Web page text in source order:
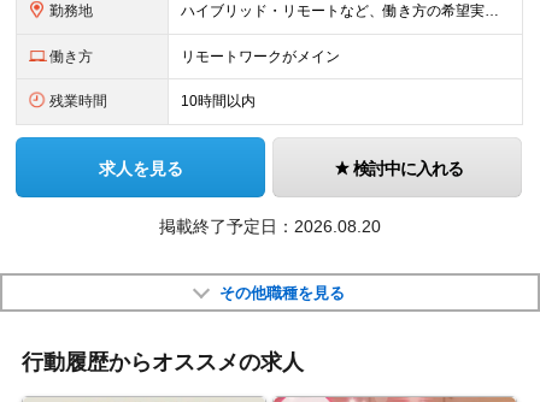
勤務地 ハイブリッド・リモートなど、働き方の希望実現率は100％！ ≪本社≫ 東京都豊島区東池袋3-2-3 第一主田ビル402号室 「晩ご飯は家族と一緒に食べたい」 島崎代表のそんなシンプルな想いから、当社のリモート体制はスタートしました。 ITエンジニアとしての特性を最大限に活かし、当社では2017年（コロナ前）からリモートワークを導入しています。 在宅勤務はスキルの低下が懸念されがちですが、当社では、現役エンジニアとして活躍する島崎が、エンジニアとしての市場価値を高めながら、日々の生活を充実させる“自由度の高い人材”へと育成します。最近では、野村不動産が手掛けるリモートオフィス管理システムのリプレイス案件にて、コンサルタントとしても従事しています。 もちろん、在宅勤務に伴う課題にも対応しています。通信費・光熱費・ディスプレイや椅子など業務用備品にかかる費用は、福利厚生の一環として会社が負担（昨年度実績：年間10万円）しています。 ※(変更の範囲)上記を除く当社関連勤務地
働き方 リモートワークがメイン
残業時間 10時間以内
求人を見る 検討中に入れる
掲載終了予定日：2026.08.20
その他職種を見る
行動履歴からオススメの求人